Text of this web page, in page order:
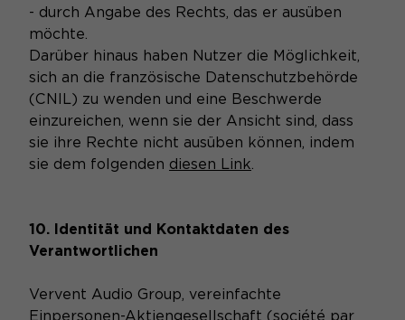
- durch Angabe des Rechts, das er ausüben
möchte.
Darüber hinaus haben Nutzer die Möglichkeit,
sich an die französische Datenschutzbehörde
(CNIL) zu wenden und eine Beschwerde
einzureichen, wenn sie der Ansicht sind, dass
sie ihre Rechte nicht ausüben können, indem
sie dem folgenden diesen Link.
10. Identität und Kontaktdaten des
Verantwortlichen
Vervent Audio Group, vereinfachte
Einpersonen-Aktiengesellschaft (société par